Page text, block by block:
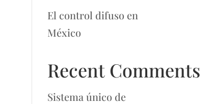
El control difuso en
México
Recent Comments
Sistema único de